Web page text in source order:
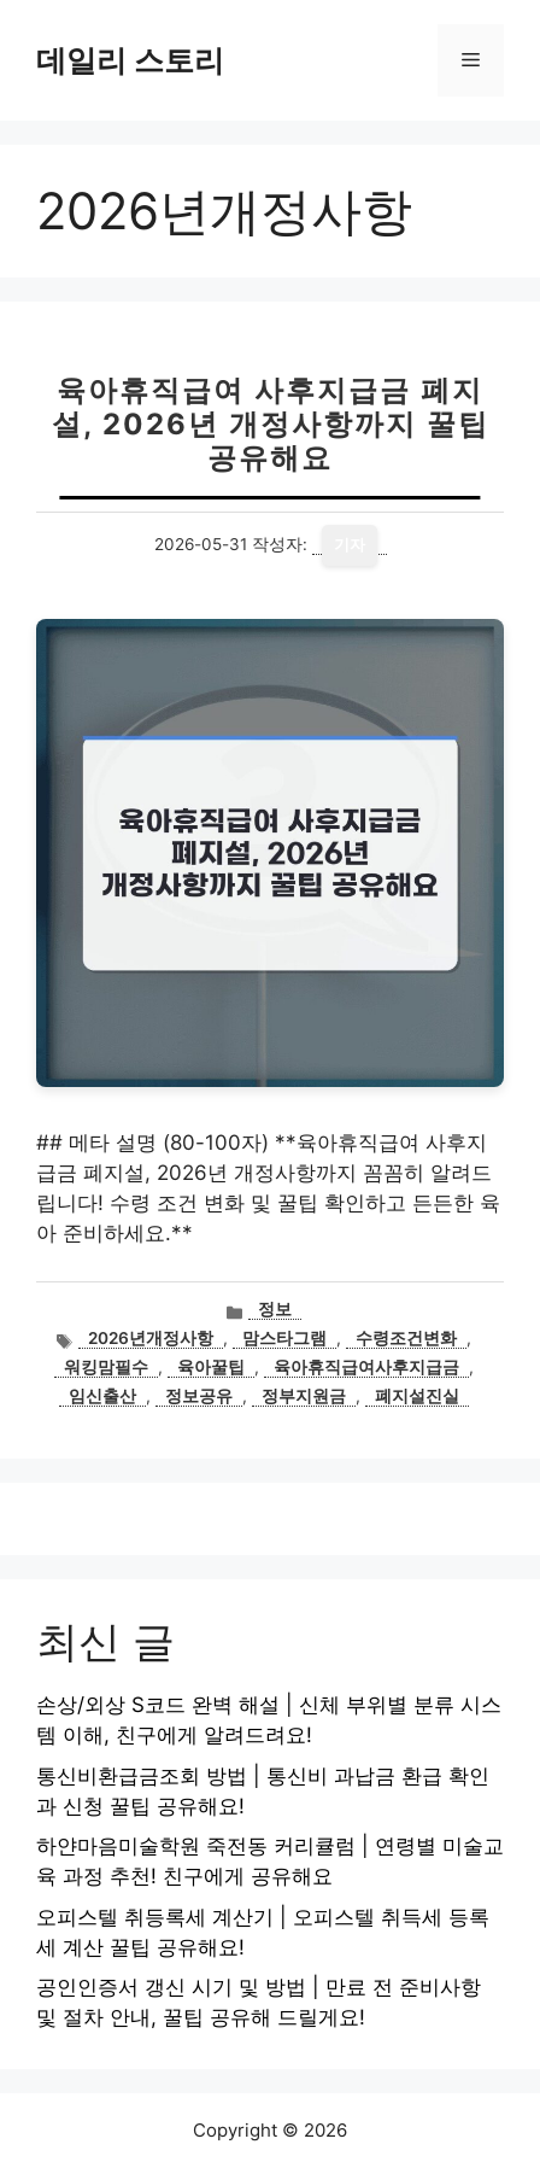
데일리 스토리 메
2026년개정사항
육아휴직급여 사후지급금 폐지
설, 2026년 개정사항까지 꿀팁
공유해요
2026-05-31 작성자:
## 메타 설명 (80-100자) **육아휴직급여 사후지
급금 폐지설, 2026년 개정사항까지 꼼꼼히 알려드
립니다! 수령 조건 변화 및 꿀팁 확인하고 든든한 육
아 준비하세요.**
카
테
고
리
정보
태
그
2026년개정사항 , 맘스타그램 , 수령조건변화 ,
워킹맘필수 , 육아꿀팁 , 육아휴직급여사후지급금 ,
임신출산 , 정보공유 , 정부지원금 , 폐지설진실
최신 글
손상/외상 S코드 완벽 해설 | 신체 부위별 분류 시스
템 이해, 친구에게 알려드려요!
통신비환급금조회 방법 | 통신비 과납금 환급 확인
과 신청 꿀팁 공유해요!
하얀마음미술학원 죽전동 커리큘럼 | 연령별 미술교
육 과정 추천! 친구에게 공유해요
오피스텔 취등록세 계산기 | 오피스텔 취득세 등록
세 계산 꿀팁 공유해요!
공인인증서 갱신 시기 및 방법 | 만료 전 준비사항
및 절차 안내, 꿀팁 공유해 드릴게요!
Copyright © 2026